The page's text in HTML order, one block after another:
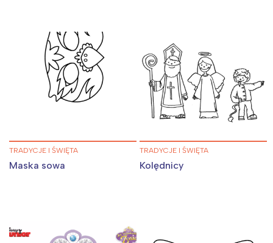
TRADYCJE I ŚWIĘTA
Maska sowa
TRADYCJE I ŚWIĘTA
Kolędnicy